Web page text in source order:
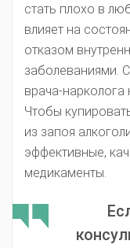
стать плохо в
влияет на
отказом
заболеваниями.
врача-нарколога
Чтобы
из запоя
эффективные,
медикаменты.